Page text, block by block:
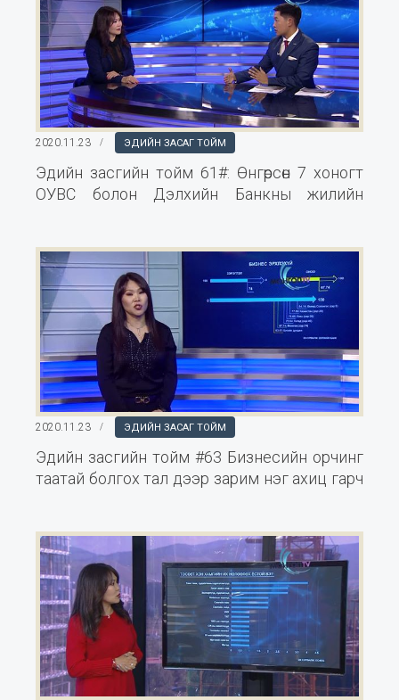
2020.11.23 ЭДИЙН ЗАСАГ ТОЙМ
Эдийн засгийн тойм 61#: Өнгөрсөн 7 хоногт
ОУВС болон Дэлхийн Банкны жилийн
2020.11.23 ЭДИЙН ЗАСАГ ТОЙМ
Эдийн засгийн тойм #63 Бизнесийн орчинг
таатай болгох тал дээр зарим нэг ахиц гарч